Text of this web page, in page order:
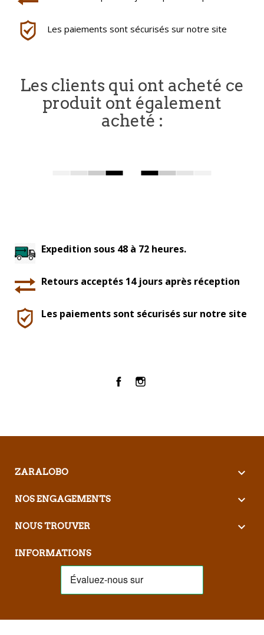
Les paiements sont sécurisés sur notre site
Les clients qui ont acheté ce
produit ont également
acheté :
Expedition sous 48 à 72 heures.
Retours acceptés 14 jours après réception
Les paiements sont sécurisés sur notre site
FacebookInstagram
ZARALOBO 
NOS ENGAGEMENTS 
NOUS TROUVER 
INFORMATIONS